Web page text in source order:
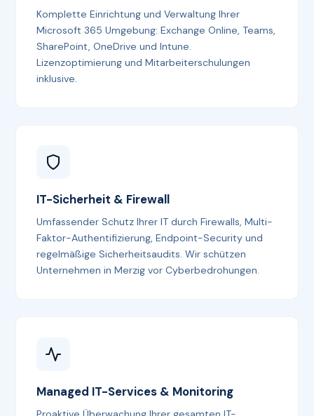
Komplette Einrichtung und Verwaltung Ihrer
Microsoft 365 Umgebung: Exchange Online, Teams,
SharePoint, OneDrive und Intune.
Lizenzoptimierung und Mitarbeiterschulungen
inklusive.
IT-Sicherheit & Firewall
Umfassender Schutz Ihrer IT durch Firewalls, Multi-
Faktor-Authentifizierung, Endpoint-Security und
regelmäßige Sicherheitsaudits. Wir schützen
Unternehmen in Merzig vor Cyberbedrohungen.
Managed IT-Services & Monitoring